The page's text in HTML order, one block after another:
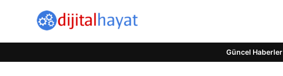
Güncel Haberler